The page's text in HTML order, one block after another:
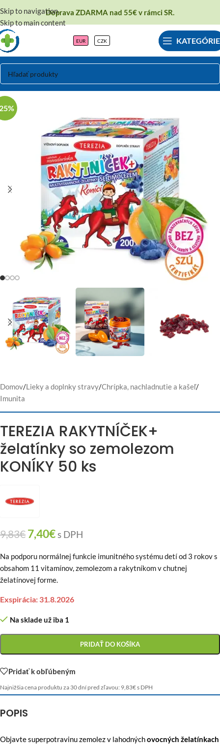
Skip to navigation
Skip to main content
Doprava ZDARMA nad 55€ v rámci SR.
EUR CZK KATEGÓRIE
Domov/Lieky a doplnky stravy/Chrípka, nachladnutie a kašeľ/
Imunita
TEREZIA RAKYTNÍČEK+
želatínky so zemolezom
KONÍKY 50 ks
9,83€ 7,40€s DPH
Na podporu normálnej funkcie imunitného systému detí od 3 rokov s
obsahom 11 vitamínov, zemolezom a rakytníkom v chutnej
želatínovej forme.
Exspirácia: 31.8.2026
Na sklade už iba 1
PRIDAŤ DO KOŠÍKA
Pridať k obľúbeným
Najnižšia cena produktu za 30 dní pred zľavou: 9,83€s DPH
POPIS
Objavte superpotravinu zemolez v lahodnýchovocných želatínkach